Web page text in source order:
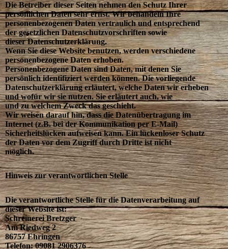
Die Betreiber dieser Seiten nehmen den Schutz Ihrer
persönlichen Daten sehr ernst. Wir behandeln Ihre
personenbezogenen Daten vertraulich und entsprechend
der gesetzlichen Datenschutzvorschriften sowie
dieser Datenschutzerklärung.
Wenn Sie diese Website benutzen, werden verschiedene
personenbezogene Daten erhoben.
Personenbezogene Daten sind Daten, mit denen Sie
persönlich identifiziert werden können. Die vorliegende
Datenschutzerklärung erläutert, welche Daten wir erheben
und wofür wir sie nutzen. Sie erläutert auch, wie
und zu welchem Zweck das geschieht.
Wir weisen darauf hin, dass die Datenübertragung im
Internet (z.B. bei der Kommunikation per E-Mail)
Sicherheitslücken aufweisen kann. Ein lückenloser Schutz
der Daten vor dem Zugriff durch Dritte ist nicht
möglich.
Hinweis zur verantwortlichen Stelle
Die verantwortliche Stelle für die Datenverarbeitung auf
dieser Website ist:
Schreinerei Bretzger
Am Riedweg 2
86757 Ehringen
Telefon: 09081 2906376